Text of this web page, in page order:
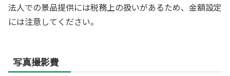
法人での景品提供には税務上の扱いがあるため、金額設定
には注意してください。
写真撮影費